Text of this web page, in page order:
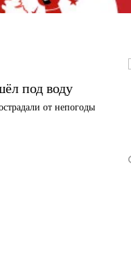
под воду
от непогоды